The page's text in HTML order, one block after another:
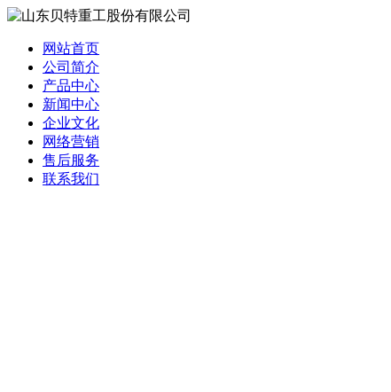
网站首页
公司简介
产品中心
新闻中心
企业文化
网络营销
售后服务
联系我们